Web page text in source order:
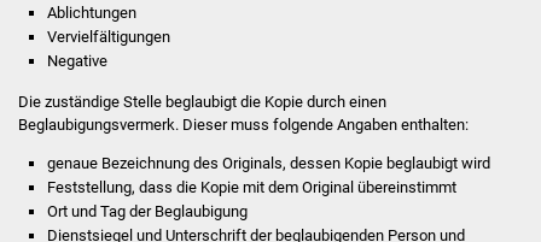
FNP / Bebauungspläne
Wahlen
Ablichtungen
Vervielfältigungen
Negative
Die zuständige Stelle beglaubigt die Kopie durch einen
Beglaubigungsvermerk. Dieser muss folgende Angaben enthalten:
genaue Bezeichnung des Originals, dessen Kopie beglaubigt wird
Feststellung, dass die Kopie mit dem Original übereinstimmt
Ort und Tag der Beglaubigung
Dienstsiegel und Unterschrift der beglaubigenden Person und